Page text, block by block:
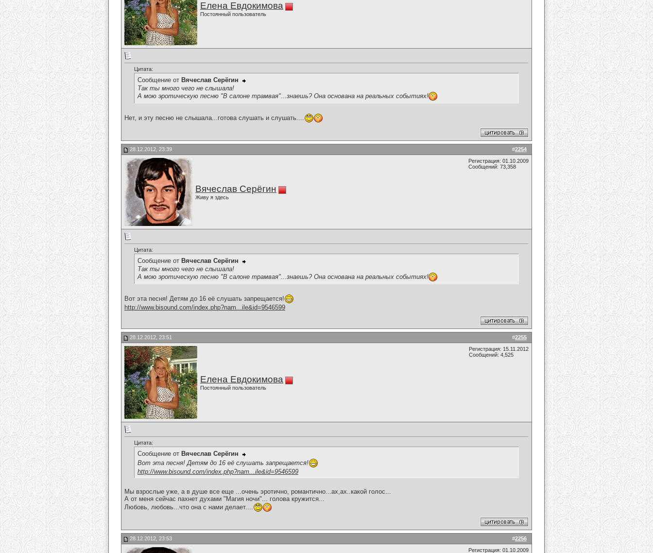
Елена Евдокимова
Постоянный пользователь
Цитата:
Сообщение от Вячеслав Серёгин
Так ты много чего не слышала!
А мою эротическую песню "В салоне трамвая"...знаешь? Она основана на реальных событиях!
Нет, и эту песню не слышала...готова слушать и слушать....
#2254
28.12.2012, 23:39
Вячеслав Серёгин
Живу я здесь
Регистрация: 01.10.2009
Сообщений: 73,358
Цитата:
Сообщение от Вячеслав Серёгин
Так ты много чего не слышала!
А мою эротическую песню "В салоне трамвая"...знаешь? Она основана на реальных событиях!
Вот эта песня! Детям до 16 её слушать запрещается!
http://www.bisound.com/index.php?nam...ile&id=9546599
#2255
28.12.2012, 23:51
Елена Евдокимова
Постоянный пользователь
Регистрация: 15.11.2012
Сообщений: 4,525
Цитата:
Сообщение от Вячеслав Серёгин
Вот эта песня! Детям до 16 её слушать запрещается!
http://www.bisound.com/index.php?nam...ile&id=9546599
Мы взрослые уже, а в душе все еще ...очень эротично, романтично...ах,ах..какой голос...
А от меня сейчас пахнет духами "Магия ночи"... голова кружится...
Любовь, любовь...что она с нами делает....
#2256
28.12.2012, 23:53
Регистрация: 01.10.2009